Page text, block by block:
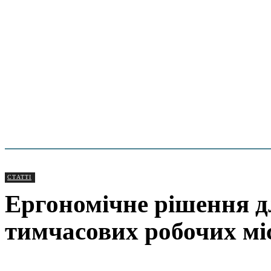
СТАТТІ
Ергономічне рішення
тимчасових робочих